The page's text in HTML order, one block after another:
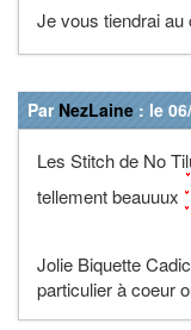
Je vous tiendrai au
Par NezLaine : le
Les Stitch de No
tellement beauuux
Jolie Biquette
particulier à coeur